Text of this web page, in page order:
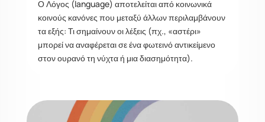
Ο Λόγος (language) αποτελείται από κοινωνικά
κοινούς κανόνες που μεταξύ άλλων περιλαμβάνουν
τα εξής: Τι σημαίνουν οι λέξεις (πχ., «αστέρι»
μπορεί να αναφέρεται σε ένα φωτεινό αντικείμενο
στον ουρανό τη νύχτα ή μια διασημότητα).